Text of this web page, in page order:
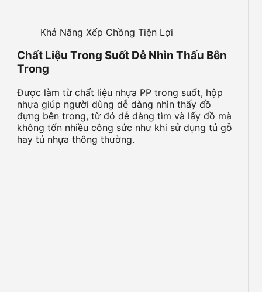
Khả Năng Xếp Chồng Tiện Lợi
Chất Liệu Trong Suốt Dễ Nhìn Thấu Bên
Trong
Được làm từ chất liệu nhựa PP trong suốt, hộp
nhựa giúp người dùng dễ dàng nhìn thấy đồ
đựng bên trong, từ đó dễ dàng tìm và lấy đồ mà
không tốn nhiều công sức như khi sử dụng tủ gỗ
hay tủ nhựa thông thường.